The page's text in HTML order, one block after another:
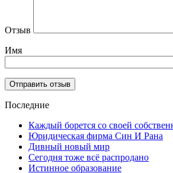
Отзыв
Имя
Последние
Каждый борется со своей
Юридическая фирма Син И Рана
Дивный новый мир
Сегодня тоже всё распродано
Истинное образование